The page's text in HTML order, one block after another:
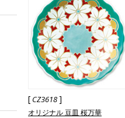
[ CZ3618]
オリジナル 豆皿 桜万華